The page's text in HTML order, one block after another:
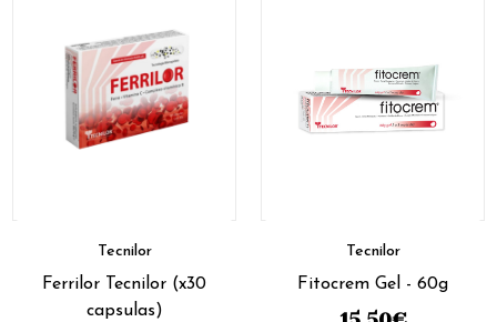
Tecnilor
Ferrilor Tecnilor (x30
capsulas)
Tecnilor
Fitocrem Gel - 60g